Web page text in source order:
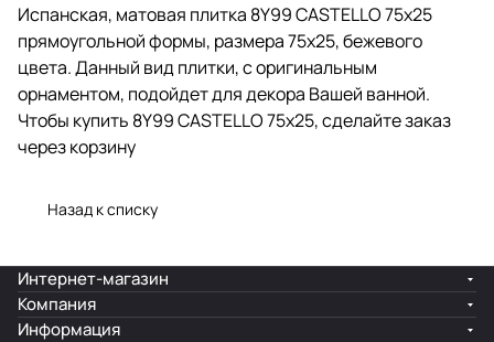
Испанская, матовая плитка 8Y99 CASTELLO 75x25
прямоугольной формы, размера 75x25, бежевого
цвета. Данный вид плитки, с оригинальным
орнаментом, подойдет для декора Вашей ванной.
Чтобы купить 8Y99 CASTELLO 75x25, сделайте заказ
через корзину
Назад к списку
Интернет-магазин
Компания
Информация